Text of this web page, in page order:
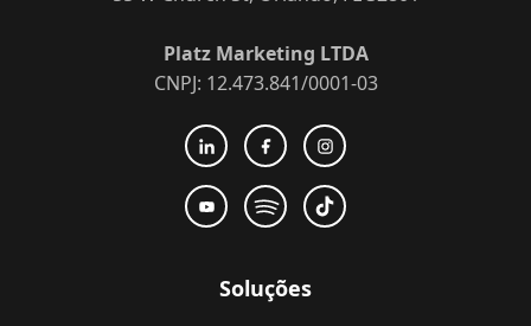
Platz Marketing LTDA
CNPJ: 12.473.841/0001-03
Soluções